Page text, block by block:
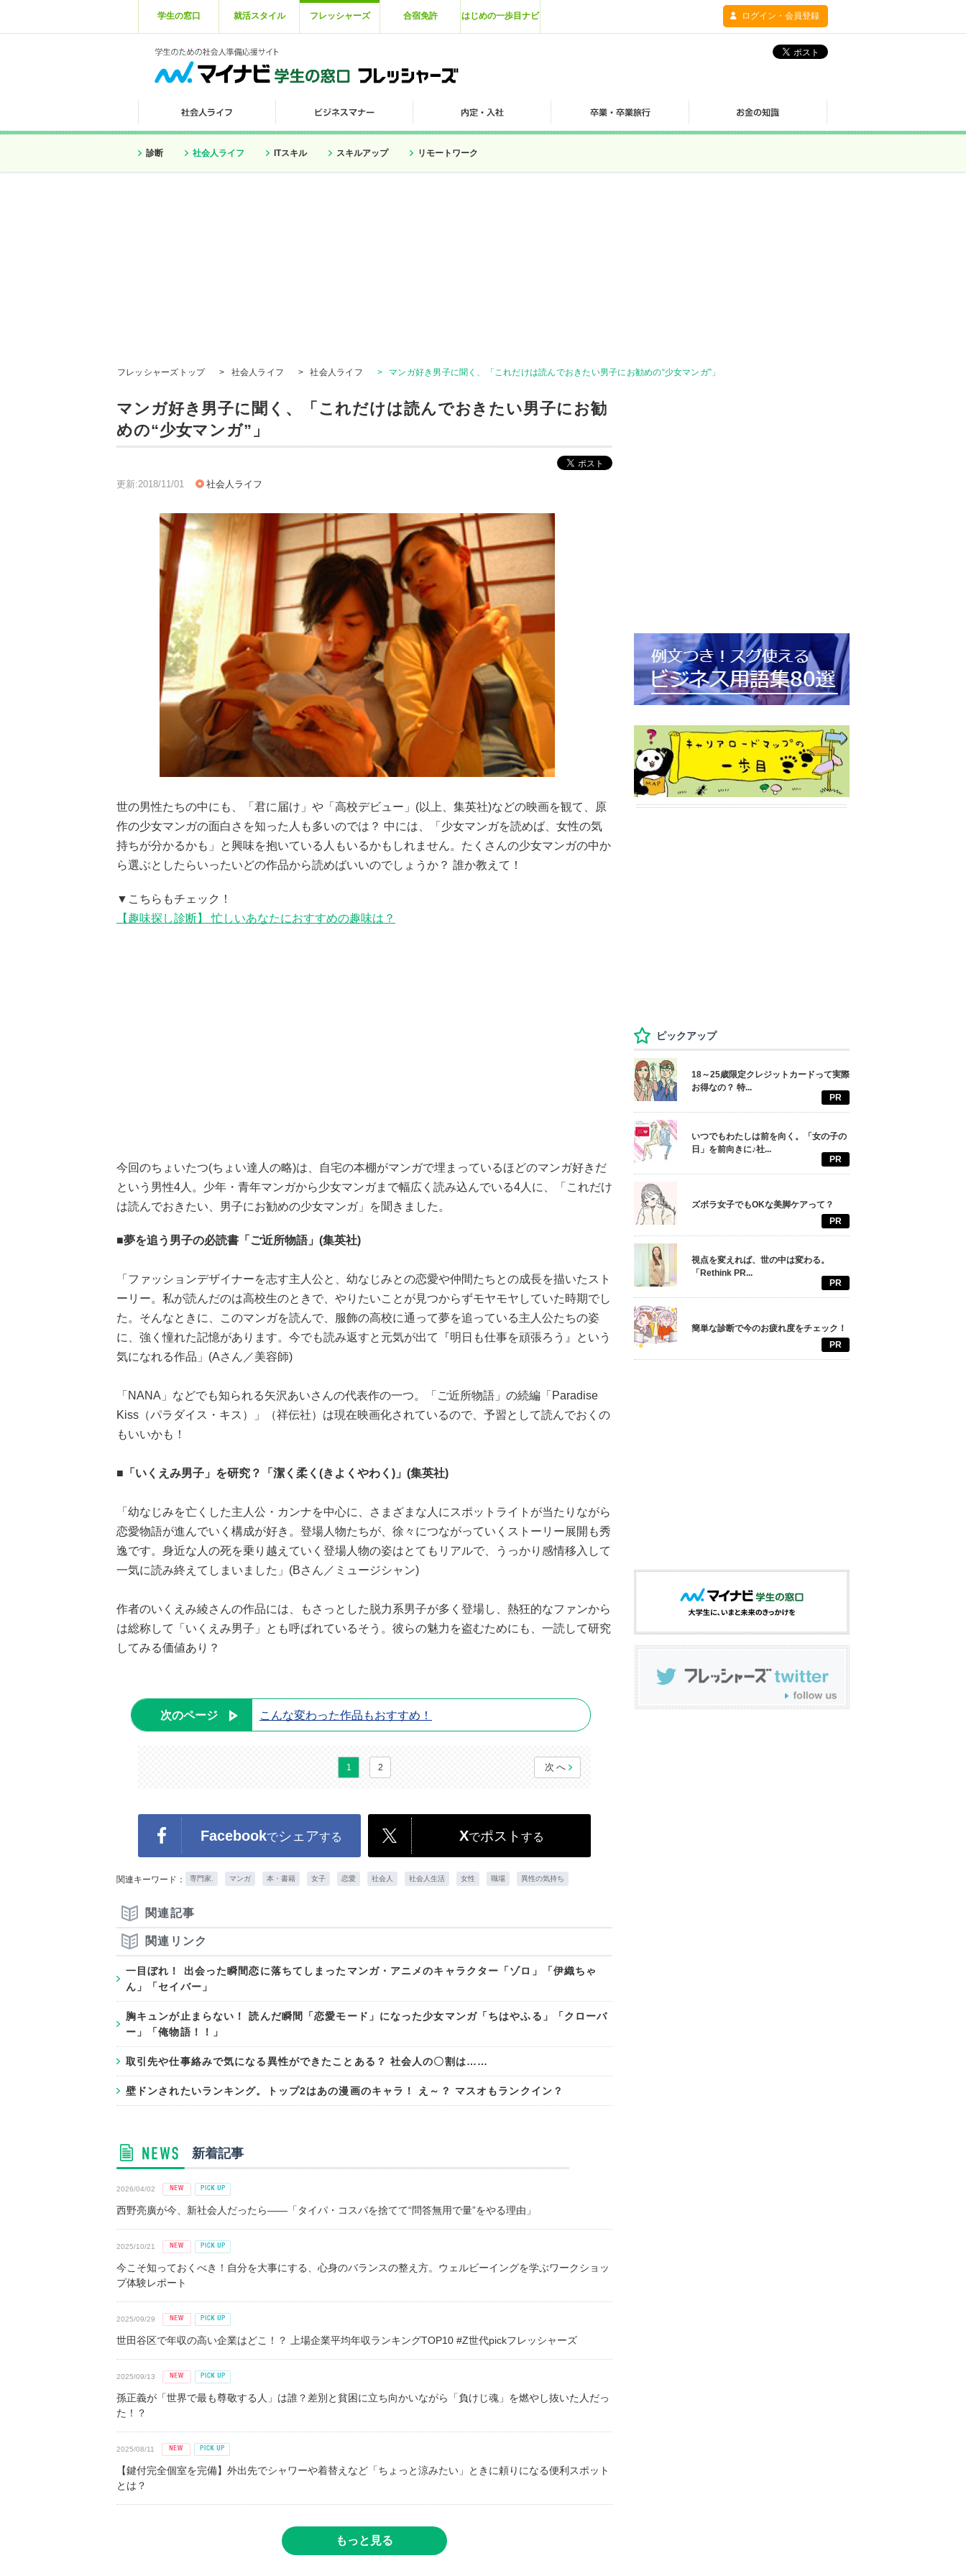
学生の窓口 就活スタイル フレッシャーズ 合宿免許 はじめの一歩目ナビ ログイン・会員登録
診断 社会人ライフ ITスキル スキルアップ リモートワーク
フレッシャーズトップ > 社会人ライフ > 社会人ライフ > マンガ好き男子に聞く、「これだけは読んでおきたい男子にお勧めの“少女マンガ”」
マンガ好き男子に聞く、「これだけは読んでおきたい男子にお勧
めの“少女マンガ”」
更新:2018/11/01 社会人ライフ
世の男性たちの中にも、「君に届け」や「高校デビュー」(以上、集英社)などの映画を観て、原
作の少女マンガの面白さを知った人も多いのでは？ 中には、「少女マンガを読めば、女性の気
持ちが分かるかも」と興味を抱いている人もいるかもしれません。たくさんの少女マンガの中か
ら選ぶとしたらいったいどの作品から読めばいいのでしょうか？ 誰か教えて！
▼こちらもチェック！
【趣味探し診断】 忙しいあなたにおすすめの趣味は？
今回のちょいたつ(ちょい達人の略)は、自宅の本棚がマンガで埋まっているほどのマンガ好きだ
という男性4人。少年・青年マンガから少女マンガまで幅広く読み込んでいる4人に、「これだけ
は読んでおきたい、男子にお勧めの少女マンガ」を聞きました。
■夢を追う男子の必読書「ご近所物語」(集英社)
「ファッションデザイナーを志す主人公と、幼なじみとの恋愛や仲間たちとの成長を描いたスト
ーリー。私が読んだのは高校生のときで、やりたいことが見つからずモヤモヤしていた時期でし
た。そんなときに、このマンガを読んで、服飾の高校に通って夢を追っている主人公たちの姿
に、強く憧れた記憶があります。今でも読み返すと元気が出て『明日も仕事を頑張ろう』という
気になれる作品」(Aさん／美容師)
「NANA」などでも知られる矢沢あいさんの代表作の一つ。「ご近所物語」の続編「Paradise
Kiss（パラダイス・キス）」（祥伝社）は現在映画化されているので、予習として読んでおくの
もいいかも！
■「いくえみ男子」を研究？「潔く柔く(きよくやわく)」(集英社)
「幼なじみを亡くした主人公・カンナを中心に、さまざまな人にスポットライトが当たりながら
恋愛物語が進んでいく構成が好き。登場人物たちが、徐々につながっていくストーリー展開も秀
逸です。身近な人の死を乗り越えていく登場人物の姿はとてもリアルで、うっかり感情移入して
一気に読み終えてしまいました」(Bさん／ミュージシャン)
作者のいくえみ綾さんの作品には、もさっとした脱力系男子が多く登場し、熱狂的なファンから
は総称して「いくえみ男子」とも呼ばれているそう。彼らの魅力を盗むためにも、一読して研究
してみる価値あり？
次のページ こんな変わった作品もおすすめ！
1 2 次へ
Facebookでシェアする Xでポスト する
関連キーワード： 専門家. マンガ 本・書籍 女子 恋愛 社会人 社会人生活 女性 職場 異性の気持ち
関連記事
関連リンク
一目ぼれ！ 出会った瞬間恋に落ちてしまったマンガ・アニメのキャラクター「ゾロ」「伊織ちゃ
ん」「セイバー」
胸キュンが止まらない！ 読んだ瞬間「恋愛モード」になった少女マンガ「ちはやふる」「クローバ
ー」「俺物語！！」
取引先や仕事絡みで気になる異性ができたことある？ 社会人の〇割は……
壁ドンされたいランキング。トップ2はあの漫画のキャラ！ え～？ マスオもランクイン？
新着記事
2026/04/02
西野亮廣が今、新社会人だったら――「タイパ・コスパを捨てて“問答無用で量”をやる理由」
2025/10/21
今こそ知っておくべき！自分を大事にする、心身のバランスの整え方。ウェルビーイングを学ぶワークショッ
プ体験レポート
2025/09/29
世田谷区で年収の高い企業はどこ！？ 上場企業平均年収ランキングTOP10 #Z世代pickフレッシャーズ
2025/09/13
孫正義が「世界で最も尊敬する人」は誰？差別と貧困に立ち向かいながら「負けじ魂」を燃やし抜いた人だっ
た！？
2025/08/11
【鍵付完全個室を完備】外出先でシャワーや着替えなど「ちょっと涼みたい」ときに頼りになる便利スポット
とは？
もっと見る
ピックアップ
18～25歳限定クレジットカードって実際
お得なの？ 特...
PR
いつでもわたしは前を向く。「女の子の
日」を前向きに♪社...
PR
ズボラ女子でもOKな美脚ケアって？
PR
視点を変えれば、世の中は変わる。
「Rethink PR...
PR
簡単な診断で今のお疲れ度をチェック！
PR